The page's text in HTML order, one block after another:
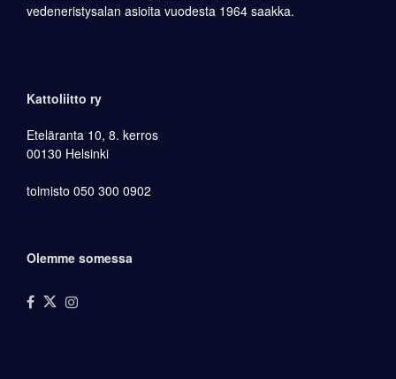
vedeneristysalan asioita vuodesta 1964 saakka.
Kattoliitto ry
Eteläranta 10, 8. kerros
00130 Helsinki
toimisto 050 300 0902
Olemme somessa